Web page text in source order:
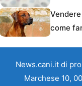
come
News.cani.it di
Marchese 10,